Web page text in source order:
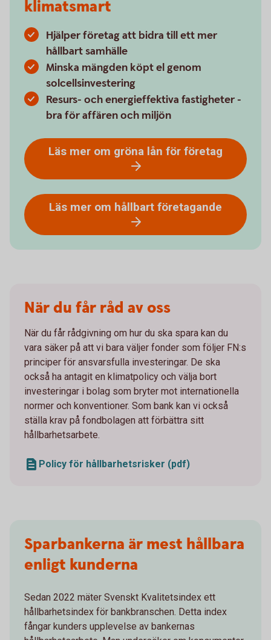
klimatsmart
Hjälper företag att bidra till ett mer
hållbart samhälle
Minska mängden köpt el genom
solcellsinvestering
Resurs- och energieffektiva fastigheter -
bra för affären och miljön
Läs mer om gröna lån för företag
Läs mer om hållbart företagande
När du får råd av oss
När du får rådgivning om hur du ska spara kan du
vara säker på att vi bara väljer fonder som följer FN:s
principer för ansvarsfulla investeringar. De ska
också ha antagit en klimatpolicy och välja bort
investeringar i bolag som bryter mot internationella
normer och konventioner. Som bank kan vi också
ställa krav på fondbolagen att förbättra sitt
hållbarhetsarbete.
Policy för hållbarhetsrisker (pdf)
Sparbankerna är mest hållbara
enligt kunderna
Sedan 2022 mäter Svenskt Kvalitetsindex ett
hållbarhetsindex för bankbranschen. Detta index
fångar kunders upplevelse av bankernas